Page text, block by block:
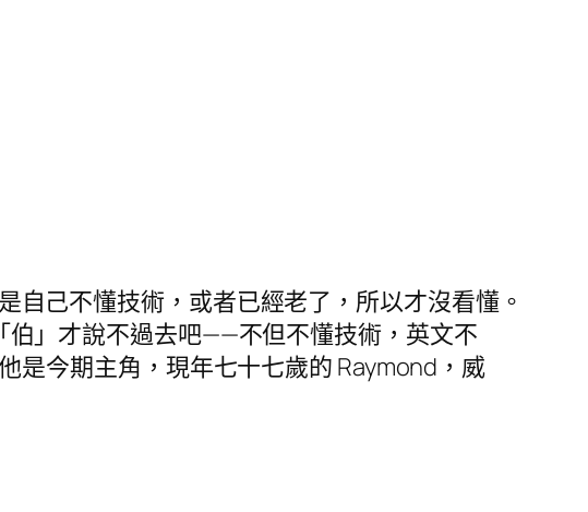
己不懂技術，或者已經老了，所以才沒看懂。
」才說不過去吧——不但不懂技術，英文不
是今期主角，現年七十七歲的 Raymond，威